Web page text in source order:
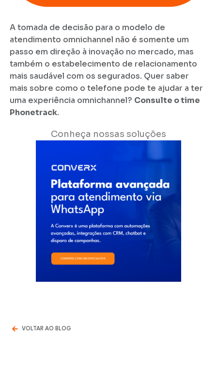
A tomada de decisão para o modelo de
atendimento omnichannel não é somente um
passo em direção à inovação no mercado, mas
também o estabelecimento de relacionamento
mais saudável com os segurados. Quer saber
mais sobre como o telefone pode te ajudar a ter
uma experiência omnichannel? Consulte o time
Phonetrack.
Conheça nossas soluções
VOLTAR AO BLOG